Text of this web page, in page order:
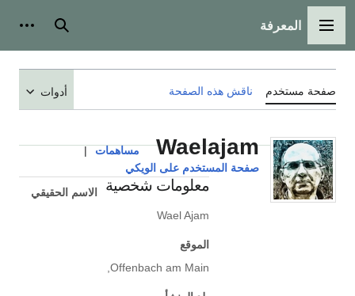
القائمة الرئيسية
المعرفة بحث
صفحة مستخدم ناقش هذه الصفحة أدوات
Waelajam مساهمات
|
صفحة المستخدم على الويكي
معلومات شخصية
الاسم الحقيقي
Wael Ajam
الموقع
Offenbach am Main,